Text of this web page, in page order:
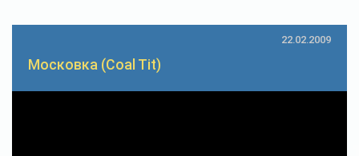
22.02.2009
Московка (Coal Tit)